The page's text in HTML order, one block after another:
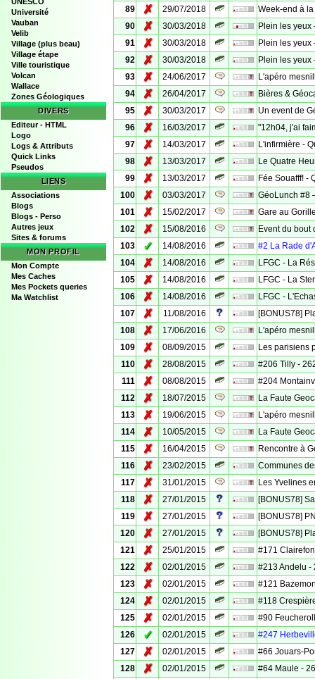
Université
Vauban
Velib
Village (plus beau)
Village étape
Ville touristique
Volcan
Wallace
Zones Géologiques
DIVERS
Editeur - HTML
Logo
Logs & Attributs
Quick Links
Pseudos
LIENS
Associations
Blogs
Blogs - Perso
Autres jeux
Sites & forums
MON PROFIL
Mon Compte
Mes Caches
Mes Pockets queries
Ma Watchlist
89
✗ 29/07/2018
Week-end à
90
✗ 30/03/2018
Plein les yeux
91
✗ 30/03/2018
Plein les yeux
92
✗ 30/03/2018
Plein les yeux
93
✗ 24/06/2017
L'apéro
94
✗ 26/04/2017
Bières &
95
✗ 30/03/2017
Un event de
96
✗ 16/03/2017
"12h04, j'ai
97
✗ 14/03/2017
L'infirmière -
98
✗ 13/03/2017
Le Quatre
99
✗ 13/03/2017
Fée Souafff! -
100
✗ 03/03/2017
GéoLunch #8
101
✗ 15/02/2017
Gare au
102
✗ 15/08/2016
Event du bout
103
✓ 14/08/2016
#2 La Rade
104
✗ 14/08/2016
LFGC - La
105
✗ 14/08/2016
LFGC - La
106
✗ 14/08/2016
LFGC -
107
✗ 11/08/2016
[BONUS78]
108
✗ 17/06/2016
L'apéro
109
✗ 08/09/2015
Les parisiens
110
✗ 28/08/2015
#206 Tilly -
111
✗ 08/08/2015
#204
112
✗ 18/07/2015
La Faute
113
✗ 19/06/2015
L'apéro
114
✗ 10/05/2015
La Faute
115
✗ 16/04/2015
Rencontre à
116
✗ 23/02/2015
Communes
117
✗ 31/01/2015
Les Yvelines
118
✗ 27/01/2015
[BONUS78]
119
✗ 27/01/2015
[BONUS78]
120
✗ 27/01/2015
[BONUS78]
121
✗ 25/01/2015
#171
122
✗ 02/01/2015
#213 Andelu -
123
✗ 02/01/2015
#121
124
✗ 02/01/2015
#118
125
✗ 02/01/2015
#90
126
✓ 02/01/2015
#247
127
✗ 02/01/2015
#66 Jouars-
128
✗ 02/01/2015 #64 Maule -